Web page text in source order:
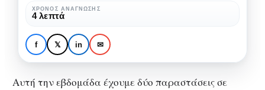
ΘΈΑΤΡΟ ΟΙΚΟΝΟΜΙΚΌ ΘΈΑΤΡΟ
Παραστάσεις με
ελεύθερη είσοδο σε
Αθήνα και Θεσσαλονίκη
Αθήνα
και
Θεσσαλονίκη
ΧΡΌΝΟΣ ΑΝΆΓΝΩΣΗΣ
4 λεπτά
f 𝕏 in ✉
Αυτή την εβδομάδα έχουμε δύο παραστάσεις σε